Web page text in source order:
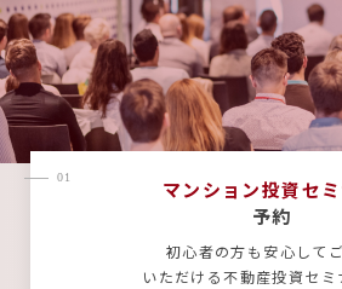
マンション投資セ
予約
01
初心者の方も安心して
いただける不動産投資セミ